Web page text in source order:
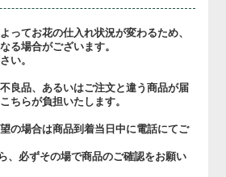
ってお花の仕入れ状況が変わるため、
る場合がございます。
い。
良品、あるいはご注文と違う商品が届
ちらが負担いたします。
の場合は商品到着当日中に電話にてご
必ずその場で商品のご確認をお願い